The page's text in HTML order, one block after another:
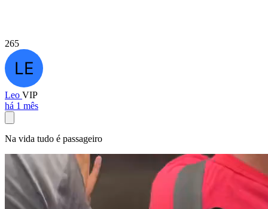
265
Leo VIP
há 1 mês
Na vida tudo é passageiro